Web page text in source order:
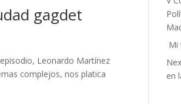
gagdet
Leonardo Martínez
complejos, nos platica
Mi
en